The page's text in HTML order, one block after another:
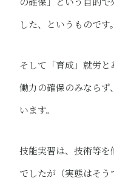
した、というものです。
そして「育成」就労
働力の確保のみなら
います。
技能実習は、技術等
でしたが（実態はそ